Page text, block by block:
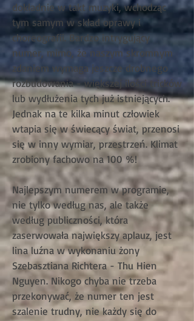
dokładnie w takt muzyki, wchodząc
tym samym w skład oprawy i
choreografii. Bardzo intrygujący
numer, mimo, że naszym skromnym
zdaniem wymaga jeszcze drobnego
rozbudowania - większej ilości tricków
lub wydłużenia tych już istniejących.
Jednak na te kilka minut człowiek
wtapia się w świecący świat, przenosi
się w inny wymiar, przestrzeń. Klimat
zrobiony fachowo na 100 %!
Najlepszym numerem w programie,
nie tylko według nas, ale także
według publiczności, która
zaserwowała największy aplauz, jest
lina luźna w wykonaniu żony
Szebasztiana Richtera - Thu Hien
Nguyen. Nikogo chyba nie trzeba
przekonywać, że numer ten jest
szalenie trudny, nie każdy się do